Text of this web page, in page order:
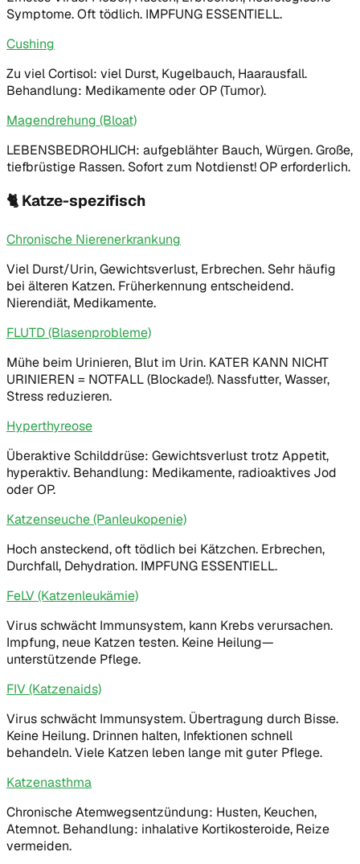
Symptome. Oft tödlich. IMPFUNG ESSENTIELL.
Cushing
Zu viel Cortisol: viel Durst, Kugelbauch, Haarausfall.
Behandlung: Medikamente oder OP (Tumor).
Magendrehung (Bloat)
LEBENSBEDROHLICH: aufgeblähter Bauch, Würgen. Große,
tiefbrüstige Rassen. Sofort zum Notdienst! OP erforderlich.
🐈 Katze-spezifisch
Chronische Nierenerkrankung
Viel Durst/Urin, Gewichtsverlust, Erbrechen. Sehr häufig
bei älteren Katzen. Früherkennung entscheidend.
Nierendiät, Medikamente.
FLUTD (Blasenprobleme)
Mühe beim Urinieren, Blut im Urin. KATER KANN NICHT
URINIEREN = NOTFALL (Blockade!). Nassfutter, Wasser,
Stress reduzieren.
Hyperthyreose
Überaktive Schilddrüse: Gewichtsverlust trotz Appetit,
hyperaktiv. Behandlung: Medikamente, radioaktives Jod
oder OP.
Katzenseuche (Panleukopenie)
Hoch ansteckend, oft tödlich bei Kätzchen. Erbrechen,
Durchfall, Dehydration. IMPFUNG ESSENTIELL.
FeLV (Katzenleukämie)
Virus schwächt Immunsystem, kann Krebs verursachen.
Impfung, neue Katzen testen. Keine Heilung—
unterstützende Pflege.
FIV (Katzenaids)
Virus schwächt Immunsystem. Übertragung durch Bisse.
Keine Heilung. Drinnen halten, Infektionen schnell
behandeln. Viele Katzen leben lange mit guter Pflege.
Katzenasthma
Chronische Atemwegsentzündung: Husten, Keuchen,
Atemnot. Behandlung: inhalative Kortikosteroide, Reize
vermeiden.